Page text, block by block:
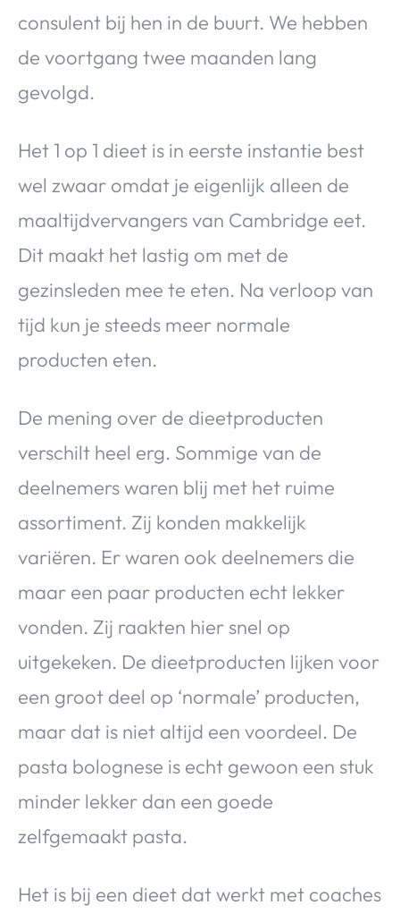
consulent bij hen in de buurt. We hebben
de voortgang twee maanden lang
gevolgd.
Het 1 op 1 dieet is in eerste instantie best
wel zwaar omdat je eigenlijk alleen de
maaltijdvervangers van Cambridge eet.
Dit maakt het lastig om met de
gezinsleden mee te eten. Na verloop van
tijd kun je steeds meer normale
producten eten.
De mening over de dieetproducten
verschilt heel erg. Sommige van de
deelnemers waren blij met het ruime
assortiment. Zij konden makkelijk
variëren. Er waren ook deelnemers die
maar een paar producten echt lekker
vonden. Zij raakten hier snel op
uitgekeken. De dieetproducten lijken voor
een groot deel op ‘normale’ producten,
maar dat is niet altijd een voordeel. De
pasta bolognese is echt gewoon een stuk
minder lekker dan een goede
zelfgemaakt pasta.
Het is bij een dieet dat werkt met coaches